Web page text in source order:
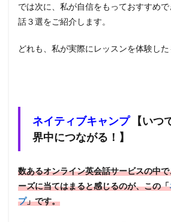
では次に、私が自信をもっておすすめ
話３選をご紹介します。
どれも、私が実際にレッスンを体験した
ネイティブキャンプ
【い
界中につながる！】
数あるオンライン英会話サービスの中
ーズに当てはまると感じるのが、この「
プ」です。